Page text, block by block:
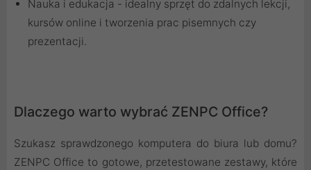
Nauka i edukacja - idealny sprzęt do zdalnych lekcji,
kursów online i tworzenia prac pisemnych czy
prezentacji.
Dlaczego warto wybrać ZENPC Office?
Szukasz sprawdzonego komputera do biura lub domu?
ZENPC Office to gotowe, przetestowane zestawy, które